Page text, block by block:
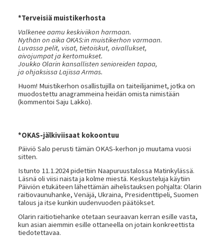
*Terveisiä muistikerhosta
Valkenee aamu keskiviikon harmaan.
Nythän on aika OKAS:in muistikerhon varmaan.
Luvassa pelit, visat, tietoiskut, oivallukset,
aivojumpat ja kertomukset.
Joukko Olarin kansallisten senioreiden tapaa,
ja ohjaksissa Lajissa Armas.
Huom! Muistikerhon osallistujilla on taiteilijanimet, jotka on
muodostettu anagrammeina heidän omista nimistään
(kommentoi Saju Lakko).
*OKAS-jälkiviisaat kokoontuu
Päiviö Salo perusti tämän OKAS-kerhon jo muutama vuosi
sitten.
Istunto 11.1.2024 pidettiin Naapuruustalossa Matinkylässä.
Läsnä oli viisi naista ja kolme miestä. Keskusteluja käytiin
Päiviön etukäteen lähettämän aihelistauksen pohjalta: Olarin
raitiovaunuhanke, Venäjä, Ukraina, Presidenttipeli, Suomen
talous ja itse kunkin uudenvuoden päätökset.
Olarin raitiotiehanke otetaan seuraavan kerran esille vasta,
kun asian aiemmin esille ottaneella on jotain konkreettista
tiedotettavaa.